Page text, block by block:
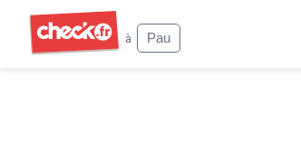
à
Pau